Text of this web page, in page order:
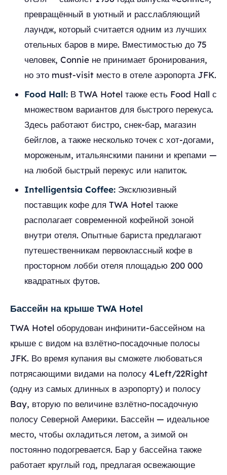
превращённый в уютный и расслабляющий
лаундж, который считается одним из лучших
отельных баров в мире. Вместимостью до 75
человек, Connie не принимает бронирования,
но это must-visit место в отеле аэропорта JFK.
Food Hall: В TWA Hotel также есть Food Hall с
множеством вариантов для быстрого перекуса.
Здесь работают бистро, снек-бар, магазин
бейглов, а также несколько точек с хот-догами,
мороженым, итальянскими панини и крепами —
на любой быстрый перекус или напиток.
Intelligentsia Coffee: Эксклюзивный
поставщик кофе для TWA Hotel также
располагает современной кофейной зоной
внутри отеля. Опытные бариста предлагают
путешественникам первоклассный кофе в
просторном лобби отеля площадью 200 000
квадратных футов.
Бассейн на крыше TWA Hotel
TWA Hotel оборудован инфинити-бассейном на
крыше с видом на взлётно-посадочные полосы
JFK. Во время купания вы сможете любоваться
потрясающими видами на полосу 4Left/22Right
(одну из самых длинных в аэропорту) и полосу
Bay, вторую по величине взлётно-посадочную
полосу Северной Америки. Бассейн — идеальное
место, чтобы охладиться летом, а зимой он
постоянно подогревается. Бар у бассейна также
работает круглый год, предлагая освежающие